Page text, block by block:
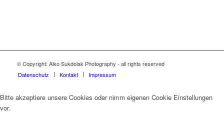
© Copyright: Aiko Sukdolak Photography - all rights reserved
Datenschutz
Kontakt Impressum
Bitte akzeptiere unsere Cookies oder nimm eigenen Cookie Einstellungen
vor.